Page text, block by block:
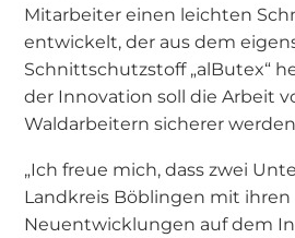
Mitarbeiter einen leichten
entwickelt, der aus dem
Schnittschutzstoff „alButex“
der Innovation soll die Arbeit
Waldarbeitern sicherer
„Ich freue mich, dass zwei
Landkreis Böblingen mit ihren
Neuentwicklungen auf dem